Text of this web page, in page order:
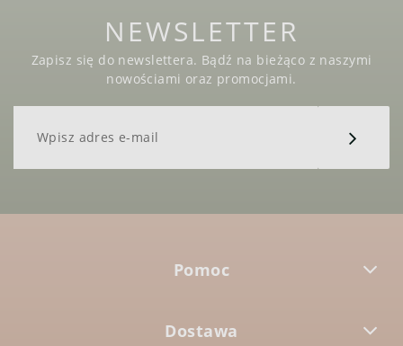
NEWSLETTER
Zapisz się do newslettera. Bądź na bieżąco z naszymi
nowościami oraz promocjami.
Pomoc
Dostawa